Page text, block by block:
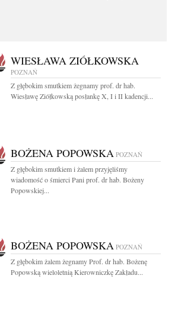
WIESŁAWA ZIÓŁKOWSKA
POZNAŃ
Z głębokim smutkiem żegnamy prof. dr hab.
Wiesławę Ziółkowską posłankę X, I i II kadencji...
BOŻENA POPOWSKA POZNAŃ
Z głębokim smutkiem i żalem przyjęliśmy
wiadomość o śmierci Pani prof. dr hab. Bożeny
Popowskiej...
BOŻENA POPOWSKA POZNAŃ
Z głębokim żalem żegnamy Prof. dr hab. Bożenę
Popowską wieloletnią Kierowniczkę Zakładu...